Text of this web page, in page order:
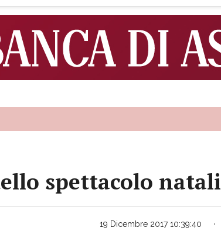
spettacolo
19 Dicembre 2017 10:39:40